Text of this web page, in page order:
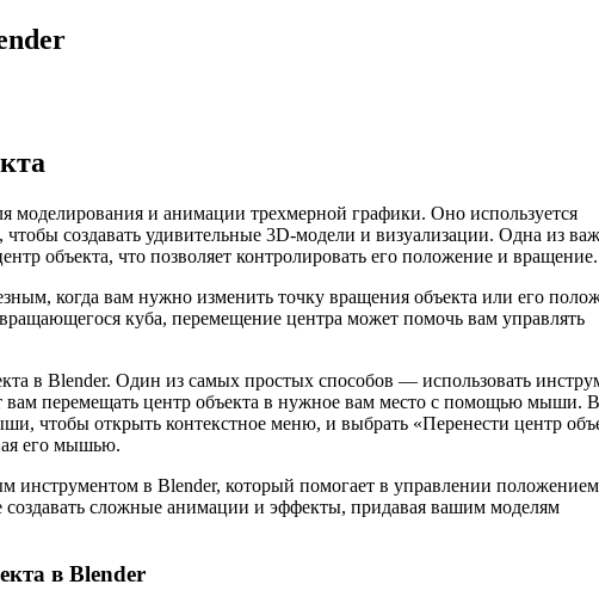
моделирования и анимации трехмерной графики. Оно используется
создавать удивительные 3D-модели и визуализации. Одна из
объекта, что позволяет контролировать его положение и вращение.
когда вам нужно изменить точку вращения объекта или его
куба, перемещение центра может помочь вам управлять
в Blender. Один из самых простых способов — использовать
вам перемещать центр объекта в нужное вам место с помощью мыши.
чтобы открыть контекстное меню, и выбрать «Перенести центр
его мышью.
инструментом в Blender, который помогает в управлении положением
сложные анимации и эффекты, придавая вашим моделям
в Blender